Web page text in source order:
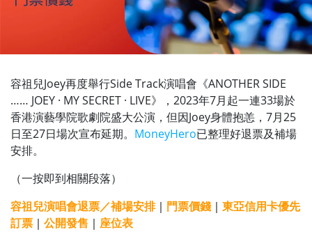
容祖兒Joey再度舉行Side Track演唱會《ANOTHER SIDE
…… JOEY · MY SECRET · LIVE》，2023年7月起一連33場於
香港演藝學院歌劇院盛大公演，但因Joey身體抱恙，7月25
日至27日場次宣布延期。 MoneyHero已整理好退票及補場
安排。
（一按即到相關段落）
容祖兒演唱會退票／補場安排｜ 門票價錢 ｜ 東亞信用卡優先
訂票 ｜ 公開發售 ｜ 座位表